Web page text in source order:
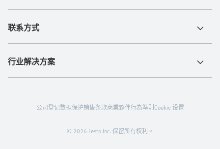
联系方式
行业解决方案
© 2026 Festo inc. 保留所有权利。
公司登记数据保护销售条款商業夥伴行為準則Cookie 设置